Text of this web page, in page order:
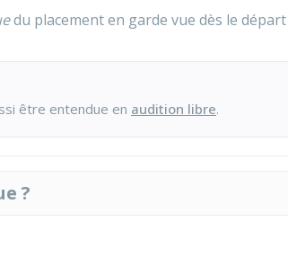
du placement en garde vue dès le départ
être entendue en audition libre.
?